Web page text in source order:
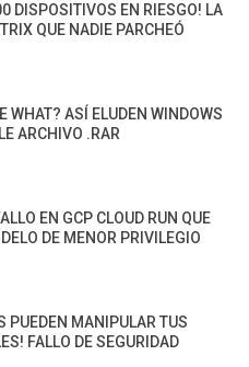
DISPOSITIVOS EN RIESGO! LA
QUE NADIE PARCHEÓ
WHAT? ASÍ ELUDEN WINDOWS
ARCHIVO .RAR
EN GCP CLOUD RUN QUE
DE MENOR PRIVILEGIO
PUEDEN MANIPULAR TUS
FALLO DE SEGURIDAD